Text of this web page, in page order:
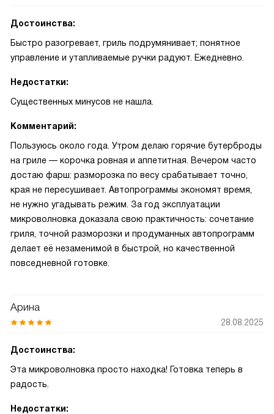
Достоинства:
Быстро разогревает, гриль подрумянивает; понятное
управление и утапливаемые ручки радуют. Ежедневно.
Недостатки:
Существенных минусов не нашла.
Комментарий:
Пользуюсь около года. Утром делаю горячие бутерброды
на гриле — корочка ровная и аппетитная. Вечером часто
достаю фарш: разморозка по весу срабатывает точно,
края не пересушивает. Автопрограммы экономят время,
не нужно угадывать режим. За год эксплуатации
микроволновка доказала свою практичность: сочетание
гриля, точной разморозки и продуманных автопрограмм
делает её незаменимой в быстрой, но качественной
повседневной готовке.
Арина
28.08.2025
Достоинства:
Эта микроволновка просто находка! Готовка теперь в
радость.
Недостатки: